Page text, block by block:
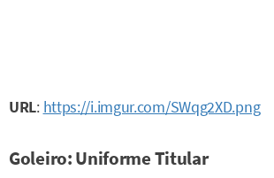
URL: https://i.imgur.com/SWqg2XD.png
Goleiro: Uniforme Titular